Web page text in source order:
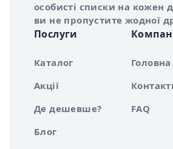
особисті списки на кожен
ви не пропустите жодної
Послуги
Каталог
Акції
Де дешевше?
Блог
Головна
FAQ